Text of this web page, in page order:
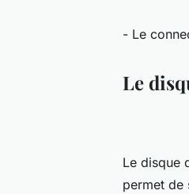
- Le
Le
Le disque
permet de